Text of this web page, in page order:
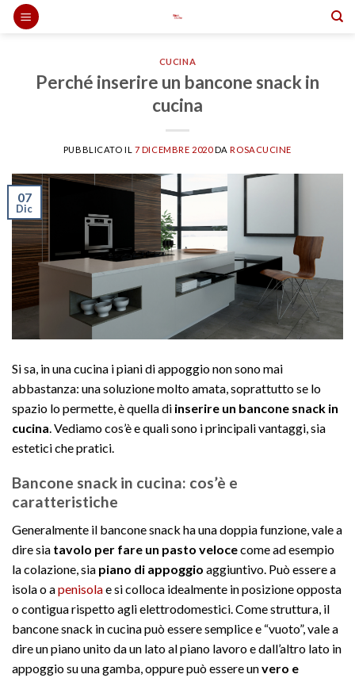
Skip
CUCINA
Perché inserire un bancone snack in
cucina
PUBBLICATO IL 7 DICEMBRE 2020DAROSACUCINE
07
Dic
Si sa, in una cucina i piani di appoggio non sono mai
abbastanza: una soluzione molto amata, soprattutto se lo
spazio lo permette, è quella di inserire un bancone snack in
cucina . Vediamo cos’è e quali sono i principali vantaggi, sia
estetici che pratici.
Bancone snack in cucina: cos’è e
caratteristiche
Generalmente il bancone snack ha una doppia funzione, vale a
dire sia tavolo per fare un pasto velocecome ad esempio
la colazione, sia piano di appoggio aggiuntivo. Può essere a
isola o apenisolae si colloca idealmente in posizione opposta
o contigua rispetto agli elettrodomestici. Come struttura, il
bancone snack in cucina può essere semplice e “vuoto”, vale a
dire un piano unito da un lato al piano lavoro e dall’altro lato in
appoggio su una gamba, oppure può essere unvero e